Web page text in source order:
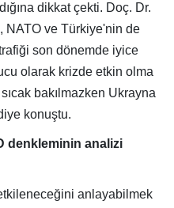
dikkat çekti. Doç. Dr.
NATO ve Türkiye'nin de
son dönemde iyice
olarak krizde etkin olma
bakılmazken Ukrayna
konuştu.
denkleminin analizi
anlayabilmek